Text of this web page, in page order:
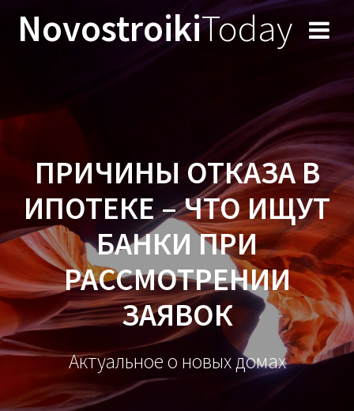
к
содержимому
NovostroikiToday
ПРИЧИНЫ ОТКАЗА В
ИПОТЕКЕ – ЧТО ИЩУТ
БАНКИ ПРИ
РАССМОТРЕНИИ
ЗАЯВОК
Актуальное о новых домах